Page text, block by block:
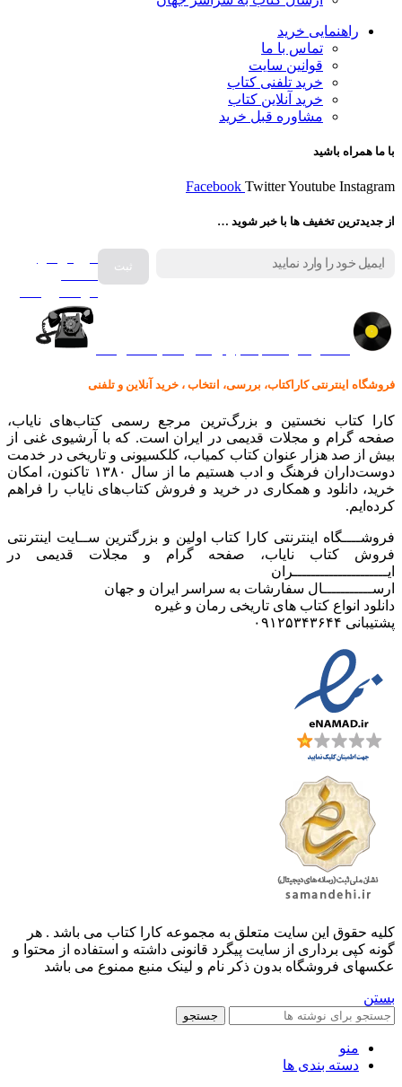
راهنمایی خرید
تماس با ما
قوانین سایت
خرید تلفنی کتاب
خرید آنلاین کتاب
مشاوره قبل خرید
با ما همراه باشید
Facebook TwitterYoutube Instagram
از جدیدترین تخفیف ها با خبر شوید …
فروش انواع
فروشگاه اینترنتی کاراکتاب، بررسی، انتخاب ، خرید آنلاین و تلفنی
کارا کتاب نخستین و بزرگ‌ترین مرجع رسمی کتاب‌های نایاب،
صفحه گرام و مجلات قدیمی در ایران است. که با آرشیوی غنی از
بیش از صد هزار عنوان کتاب کمیاب، کلکسیونی و تاریخی در خدمت
دوست‌داران فرهنگ و ادب هستیم ما از سال ۱۳۸۰ تاکنون، امکان
خرید، دانلود و همکاری در خرید و فروش کتاب‌های نایاب را فراهم
کرده‌ایم.
فروشــــگاه اینترنتی کارا کتاب اولین و بزرگترین ســایت اینترنتی
فروش کتاب نایاب، صفحه گرام و مجلات قدیمی در
ایـــــــــــــــــــــران
ارســـــــــــال سفارشات به سراسر ایران و جهان
دانلود انواع کتاب های تاریخی رمان و غیره
پشتیبانی ۰۹۱۲۵۳۴۳۶۴۴
کليه حقوق اين سايت متعلق به مجموعه کارا کتاب می باشد . هر
گونه کپی برداری از سایت پیگرد قانونی داشته و استفاده از محتوا و
عکسهای فروشگاه بدون ذکر نام و لینک منبع ممنوع می باشد
بستن
جستجو
منو
دسته بندی ها